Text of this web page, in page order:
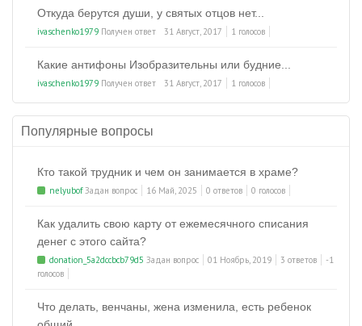
Откуда берутся души, у святых отцов нет...
ivaschenko1979 Получен ответ 31 Август, 2017 1 голосов
Какие антифоны Изобразительны или будние...
ivaschenko1979 Получен ответ 31 Август, 2017 1 голосов
Популярные вопросы
Кто такой трудник и чем он занимается в храме?
nelyubofЗадан вопрос 16 Май, 2025 0 ответов 0 голосов
Как удалить свою карту от ежемесячного списания
денег с этого сайта?
donation_5a2dccbcb79d5 Задан вопрос 01 Ноябрь, 2019 3 ответов
-1
голосов
Что делать, венчаны, жена изменила, есть ребенок